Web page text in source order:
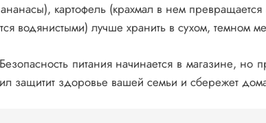
картофель (крахмал в нем
водянистыми) лучше хранить в сухом, темном
питания начинается в магазине,
защитит здоровье вашей семьи и сбережет